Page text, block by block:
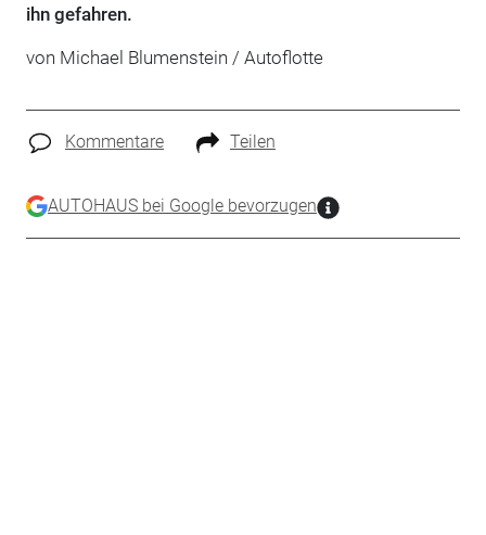
ihn gefahren.
von Michael Blumenstein / Autoflotte
Kommentare Teilen
AUTOHAUS bei Google bevorzugen